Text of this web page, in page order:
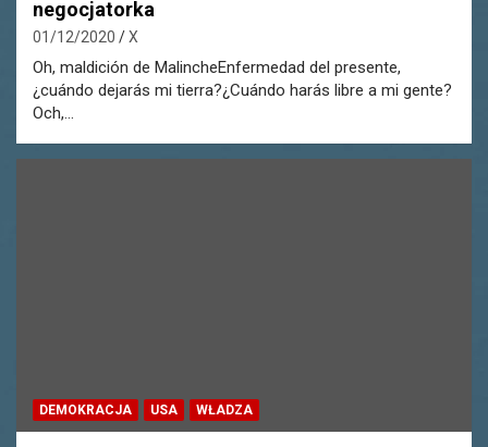
negocjatorka
01/12/2020 X
Oh, maldición de MalincheEnfermedad del presente,
¿cuándo dejarás mi tierra?¿Cuándo harás libre a mi gente?
Och,…
DEMOKRACJA USA WŁADZA